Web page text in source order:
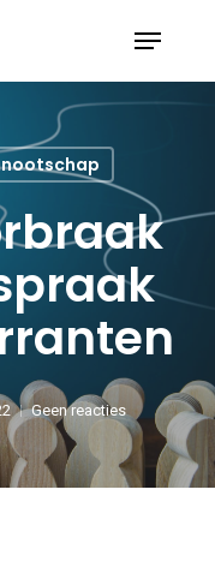
Menu
Geen reacties
Close